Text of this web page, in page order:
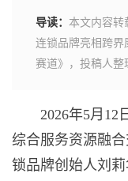
导读： 本文内容转
连锁品牌亮相跨界
赛道》，投稿人整
2026年5月12
综合服务资源融
锁品牌创始人刘